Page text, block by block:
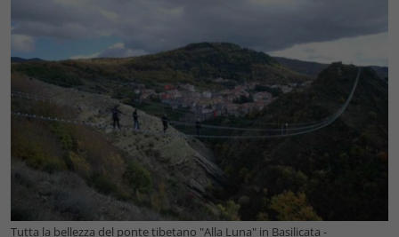
Tutta la bellezza del ponte tibetano "Alla Luna" in Basilicata -